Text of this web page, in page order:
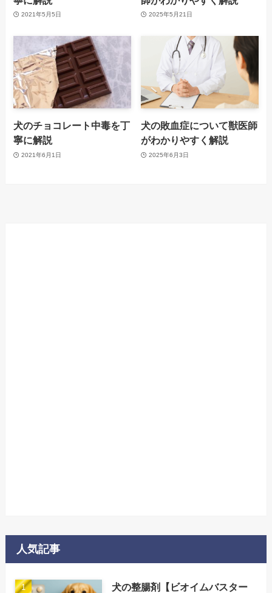
2021年5月5日 2025年5月21日
犬のチョコレート中毒を丁
寧に解説
2021年6月1日
犬の敗血症について獣医師
がわかりやすく解説
2025年6月3日
人気記事
犬の整腸剤【ビオイムバスター